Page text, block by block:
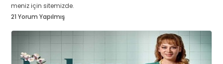
meniz için sitemizde.
21 Yorum Yapılmış